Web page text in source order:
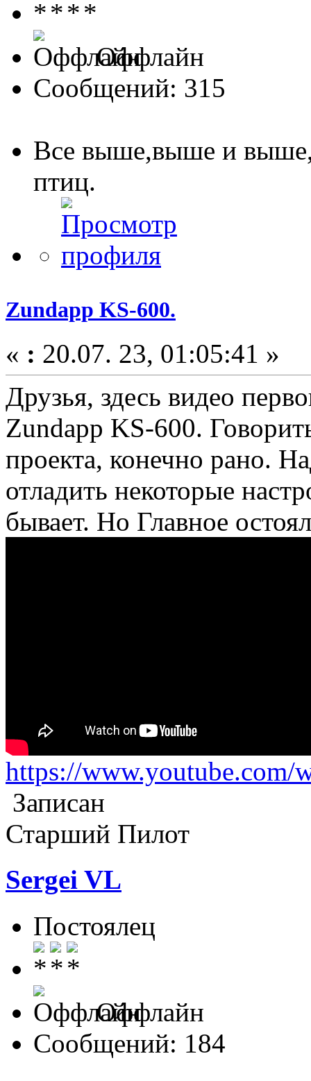
Оффлайн
Сообщений: 315
Все выше,выше и
птиц.
Zundapp KS-600.
« : 20.07. 23, 01:05:41 »
Друзья, здесь видео
Zundapp KS-600.
проекта, конечно рано.
отладить некоторые
бывает. Но Главное
https://www.youtube.com/
Записан
Старший Пилот
Sergei VL
Постоялец
Оффлайн
Сообщений: 184